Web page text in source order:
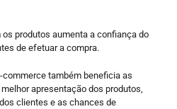
produtos aumenta a confiança do
de efetuar a compra.
commerce também beneficia as
apresentação dos produtos,
clientes e as chances de